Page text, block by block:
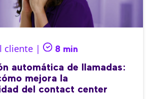
cliente | 8 min
automática de llamadas:
mejora la
del contact center